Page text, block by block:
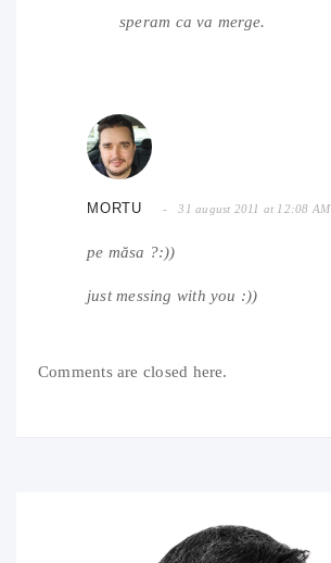
speram ca va merge.
MORTU 31 august 2011 at 12:08 AM
pe măsa ?:))
just messing with you :))
Comments are closed here.